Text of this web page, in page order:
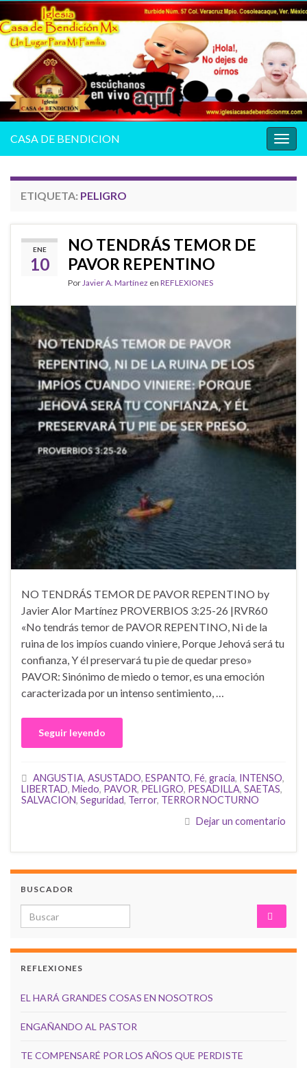
la
CASA DE BENDICION
ETIQUETA: PELIGRO
ENE
10
NO TENDRÁS TEMOR DE
PAVOR REPENTINO
Por Javier A. Martínez en REFLEXIONES
NO TENDRÁS TEMOR DE PAVOR REPENTINO by
Javier Alor Martínez PROVERBIOS 3:25-26 |RVR60
«No tendrás temor de PAVOR REPENTINO, Ni de la
ruina de los impíos cuando viniere, Porque Jehová será tu
confianza, Y él preservará tu pie de quedar preso»
PAVOR: Sinónimo de miedo o temor, es una emoción
caracterizada por un intenso sentimiento, …
Seguir leyendo
ANGUSTIA, ASUSTADO, ESPANTO, Fé, gracia, INTENSO,
LIBERTAD, Miedo, PAVOR, PELIGRO, PESADILLA, SAETAS,
SALVACION, Seguridad, Terror, TERROR NOCTURNO
Dejar un comentario
BUSCADOR
Search for:
REFLEXIONES
EL HARÁ GRANDES COSAS EN NOSOTROS
ENGAÑANDO AL PASTOR
TE COMPENSARÉ POR LOS AÑOS QUE PERDISTE